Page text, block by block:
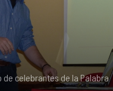
de celebrantes de la Palabra